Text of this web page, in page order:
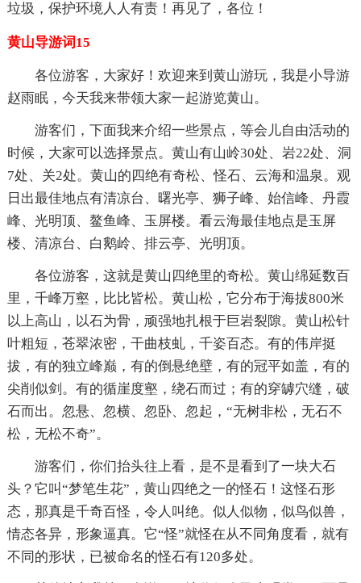
垃圾，保护环境人人有责！再见了，各位！
黄山导游词15
各位游客，大家好！欢迎来到黄山游玩，我是小导游
赵雨眠，今天我来带领大家一起游览黄山。
游客们，下面我来介绍一些景点，等会儿自由活动的
时候，大家可以选择景点。黄山有山岭30处、岩22处、洞
7处、关2处。黄山的四绝有奇松、怪石、云海和温泉。观
日出最佳地点有清凉台、曙光亭、狮子峰、始信峰、丹霞
峰、光明顶、鳌鱼峰、玉屏楼。看云海最佳地点是玉屏
楼、清凉台、白鹅岭、排云亭、光明顶。
各位游客，这就是黄山四绝里的奇松。黄山绵延数百
里，千峰万壑，比比皆松。黄山松，它分布于海拔800米
以上高山，以石为骨，顽强地扎根于巨岩裂隙。黄山松针
叶粗短，苍翠浓密，干曲枝虬，千姿百态。有的伟岸挺
拔，有的独立峰巅，有的倒悬绝壁，有的冠平如盖，有的
尖削似剑。有的循崖度壑，绕石而过；有的穿罅穴缝，破
石而出。忽悬、忽横、忽卧、忽起，“无树非松，无石不
松，无松不奇”。
游客们，你们抬头往上看，是不是看到了一块大石
头？它叫“梦笔生花”，黄山四绝之一的怪石！这怪石形
态，那真是千奇百怪，令人叫绝。似人似物，似鸟似兽，
情态各异，形象逼真。它“怪”就怪在从不同角度看，就有
不同的形状，已被命名的怪石有120多处。